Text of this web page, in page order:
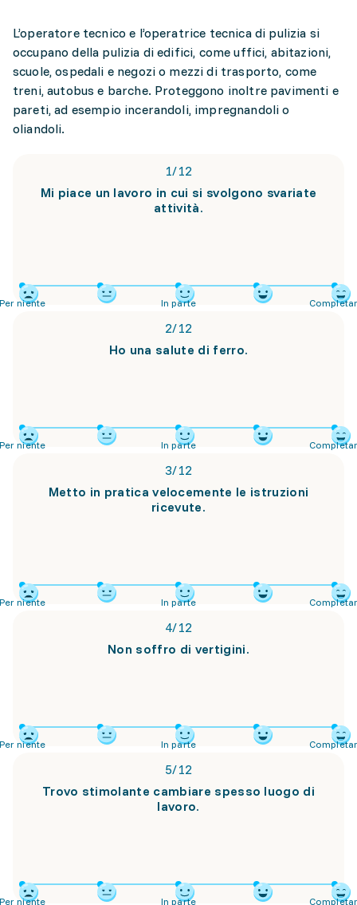
L’operatore tecnico e l’operatrice tecnica di pulizia si
occupano della pulizia di edifici, come uffici, abitazioni,
scuole, ospedali e negozi o mezzi di trasporto, come
treni, autobus e barche. Proteggono inoltre pavimenti e
pareti, ad esempio incerandoli, impregnandoli o
oliandoli.
1/12
Mi piace un lavoro in cui si svolgono svariate
attività.
niente In parte
2/12
Ho una salute di ferro.
niente In parte
3/12
Metto in pratica velocemente le istruzioni
ricevute.
niente In parte
4/12
Non soffro di vertigini.
niente In parte
5/12
Trovo stimolante cambiare spesso luogo di
lavoro.
niente In parte